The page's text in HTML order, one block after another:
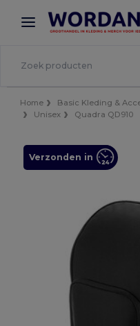
× Wordans-app
Betere prijzen in de
Home Basic Kleding &
Unisex
Quadra QD910
Verzonden in